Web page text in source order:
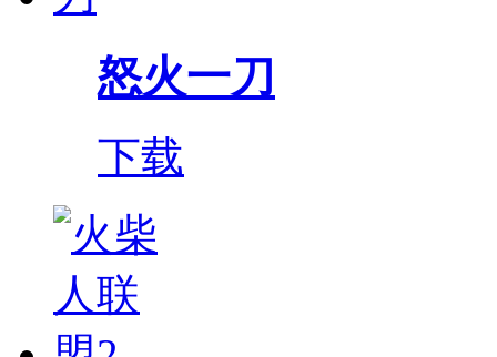
怒火一刀
下载